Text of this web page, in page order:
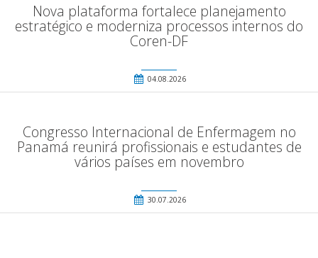
Nova plataforma fortalece planejamento
estratégico e moderniza processos internos do
Coren-DF
04.08.2026
Congresso Internacional de Enfermagem no
Panamá reunirá profissionais e estudantes de
vários países em novembro
30.07.2026